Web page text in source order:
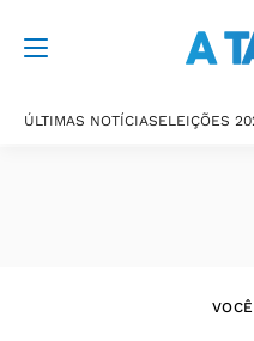
ÚLTIMAS NOTÍCIASELEIÇÕES